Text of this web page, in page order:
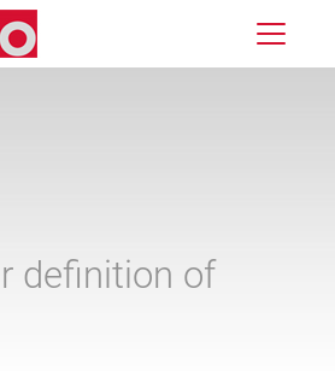
definition of